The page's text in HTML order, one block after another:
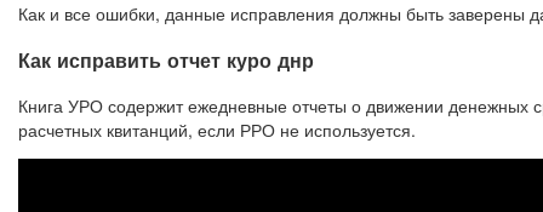
Как и все ошибки, данные исправления должны быть заверены
Как исправить отчет куро днр
Книга УРО содержит ежедневные отчеты о движении денежных
расчетных квитанций, если РРО не используется.